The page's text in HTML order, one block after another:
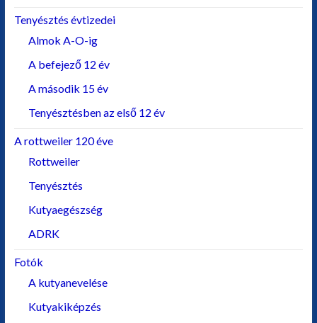
Tenyésztés évtizedei
Almok A-O-ig
A befejező 12 év
A második 15 év
Tenyésztésben az első 12 év
A rottweiler 120 éve
Rottweiler
Tenyésztés
Kutyaegészség
ADRK
Fotók
A kutyanevelése
Kutyakiképzés